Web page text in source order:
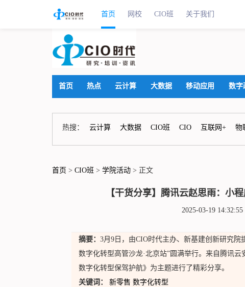
首页 网校 CIO班 关于我们
首页 热点 云计算 大数据 移动应用 数字
热搜： 云计算 大数据 CIO班 CIO 互联网+ 物
首页 > CIO班 > 学院活动 > 正文
【干货分享】腾讯云赵思雨：小
2025-03-19 14:32:55
摘要： 3月9日，由CIO时代主办、新基建创新研究院
数字化转型高管沙龙·北京站”圆满举行。来自腾讯
数字化转型保驾护航》为主题进行了精彩分享。
关键词：
新零售 数字化转型